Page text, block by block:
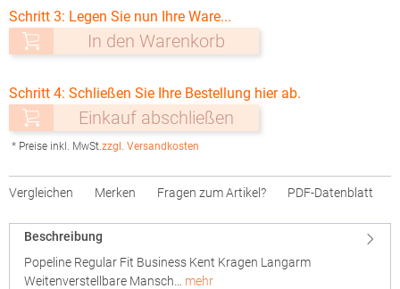
Schritt 3: Legen Sie nun Ihre Ware...
In den Warenkorb
Schritt 4: Schließen Sie Ihre Bestellung hier ab.
Einkauf abschließen
* Preise inkl. MwSt.zzgl. Versandkosten
Vergleichen Merken Fragen zum Artikel? PDF-Datenblatt
Beschreibung
Popeline Regular Fit Business Kent Kragen Langarm
Weitenverstellbare Mansch… mehr